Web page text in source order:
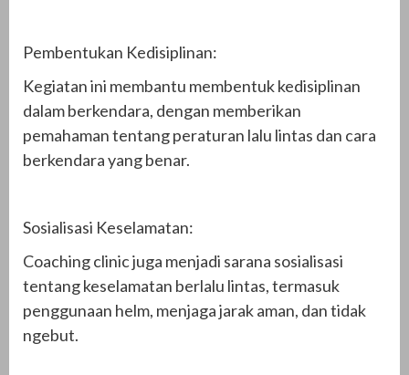
Pembentukan Kedisiplinan:
Kegiatan ini membantu membentuk kedisiplinan
dalam berkendara, dengan memberikan
pemahaman tentang peraturan lalu lintas dan cara
berkendara yang benar.
Sosialisasi Keselamatan:
Coaching clinic juga menjadi sarana sosialisasi
tentang keselamatan berlalu lintas, termasuk
penggunaan helm, menjaga jarak aman, dan tidak
ngebut.